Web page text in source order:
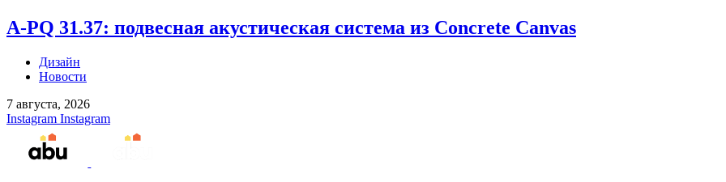
A-PQ 31.37: подвесная акустическая система из Concrete Canvas
Дизайн
Новости
7 августа, 2026
Instagram Instagram